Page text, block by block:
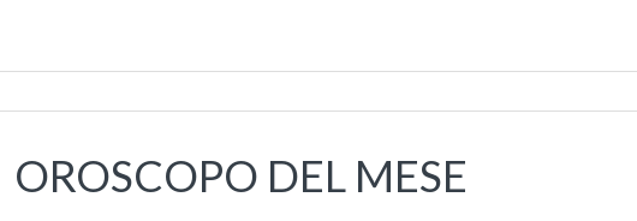
OROSCOPO DEL MESE